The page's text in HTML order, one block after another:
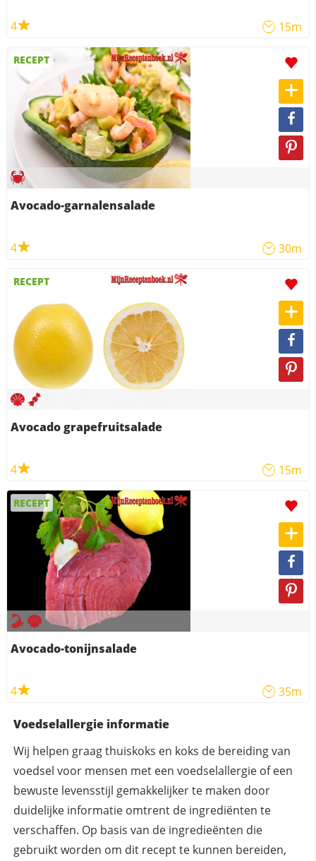
4 15m
RECEPT
Avocado-garnalensalade
4 30m
RECEPT
Avocado grapefruitsalade
4 15m
RECEPT
Avocado-tonijnsalade
4 35m
Voedselallergie informatie
Wij helpen graag thuiskoks en koks de bereiding van
voedsel voor mensen met een voedselallergie of een
bewuste levensstijl gemakkelijker te maken door
duidelijke informatie omtrent de ingrediënten te
verschaffen. Op basis van de ingredieënten die
gebruikt worden om dit recept te kunnen bereiden,